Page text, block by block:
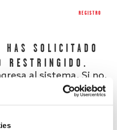
REGISTRO
HAS SOLICITADO
RESTRINGIDO.
al sistema. Si no,